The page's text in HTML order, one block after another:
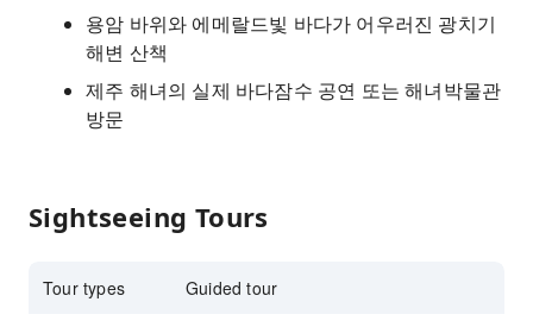
용암 바위와 에메랄드빛 바다가 어우러진 광치기
해변 산책
제주 해녀의 실제 바다잠수 공연 또는 해녀박물관
방문
Sightseeing Tours
Tour types Guided tour